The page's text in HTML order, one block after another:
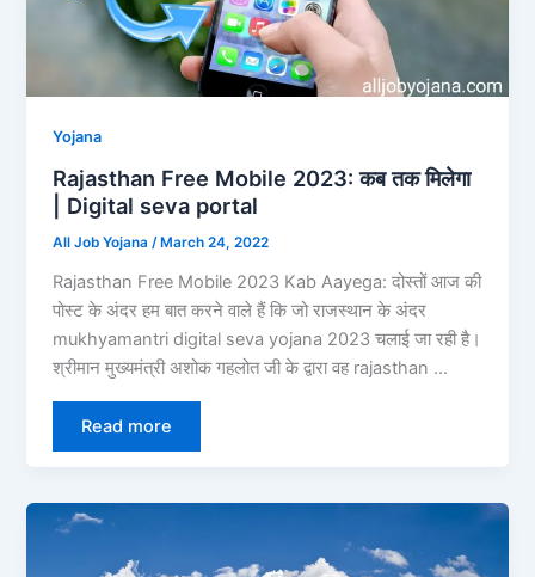
Yojana
Rajasthan Free Mobile 2023: कब तक मिलेगा
| Digital seva portal
All Job Yojana/ March 24, 2022
Rajasthan Free Mobile 2023 Kab Aayega: दोस्तों आज की
पोस्ट के अंदर हम बात करने वाले हैं कि जो राजस्थान के अंदर
mukhyamantri digital seva yojana 2023 चलाई जा रही है।
श्रीमान मुख्यमंत्री अशोक गहलोत जी के द्वारा वह rajasthan …
Read more